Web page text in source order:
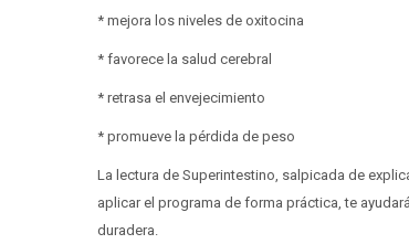
* mejora los niveles de oxitocina
* favorece la salud cerebral
* retrasa el envejecimiento
* promueve la pérdida de peso
La lectura de Superintestino, salpicada de
aplicar el programa de forma práctica, te
duradera.